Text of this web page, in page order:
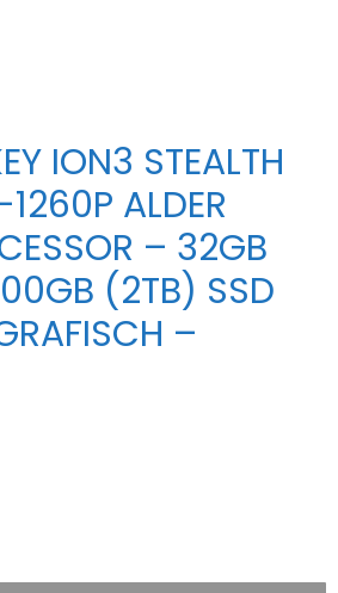
ION3 STEALTH
ALDER
– 32GB
(2TB) SSD
–